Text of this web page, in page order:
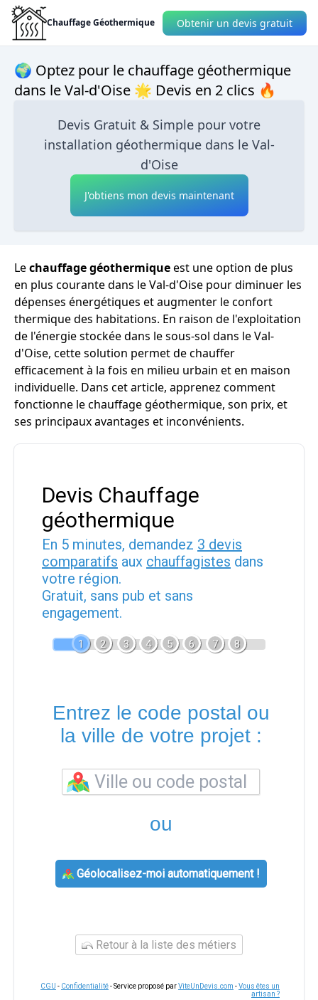
Chauffage Géothermique Obtenir un devis gratuit
🌍 Optez pour le chauffage géothermique
dans le Val-d'Oise 🌟 Devis en 2 clics 🔥
Devis Gratuit & Simple pour votre
installation géothermique dans le Val-
d'Oise
J'obtiens mon devis maintenant
Lechauffage géothermiqueest une option de plus
en plus courante dans le Val-d'Oise pour diminuer les
dépenses énergétiques et augmenter le confort
thermique des habitations. En raison de l'exploitation
de l'énergie stockée dans le sous-sol dans le Val-
d'Oise, cette solution permet de chauffer
efficacement à la fois en milieu urbain et en maison
individuelle. Dans cet article, apprenez comment
fonctionne le chauffage géothermique, son prix, et
ses principaux avantages et inconvénients.
Devis Chauffage
géothermique
En 5 minutes, demandez 3 devis
comparatifs aux chauffagistes dans
votre région.
Gratuit, sans pub et sans
engagement.
1 2 3 4 5 6 7 8
Entrez le code postal ou
la ville de votre projet :
ou
Géolocalisez-moi automatiquement !
Retour à la liste des métiers
CGU - Confidentialité- Service proposé parViteUnDevis.com -Vous êtes un
artisan ?